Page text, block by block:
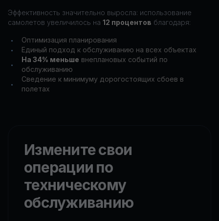
Эффективность значительно выросла: использование
самолетов увеличилось на 12 процентов благодаря:
• Оптимизация планирования
• Единый подход к обслуживанию на всех объектах
•
На 34% меньше внеплановых событий по
обслуживанию
•
Сведение к минимуму дорогостоящих сбоев в
полетах
Измените свои
операции по
техническому
обслуживанию